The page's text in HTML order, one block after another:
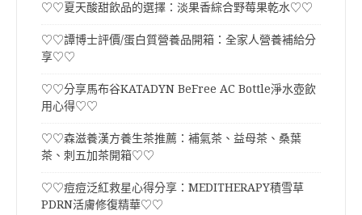
♡♡夏天酸甜飲品的選擇：淡果香綜合野莓果乾水♡♡
♡♡譚博士評價/蛋白質營養品開箱：全家人營養補給分
享♡♡
♡♡分享馬布谷KATADYN BeFree AC Bottle淨水壺飲
用心得♡♡
♡♡森滋養漢方養生茶推薦：補氣茶、益母茶、桑葉
茶、刺五加茶開箱♡♡
♡♡痘痘泛紅救星心得分享：MEDITHERAPY積雪草
PDRN活膚修復精華♡♡